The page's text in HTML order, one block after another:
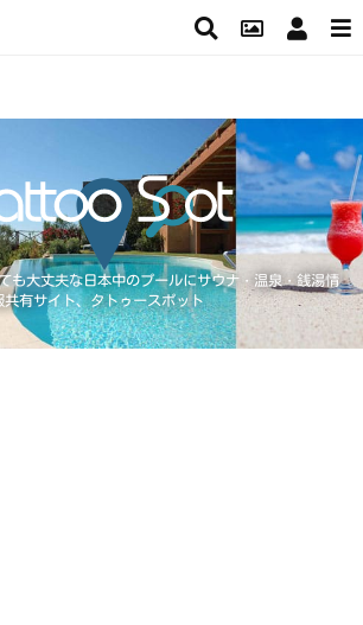
も大丈夫な日本中のプールにサウナ・温泉・銭湯情
共有サイト、タトゥースポット